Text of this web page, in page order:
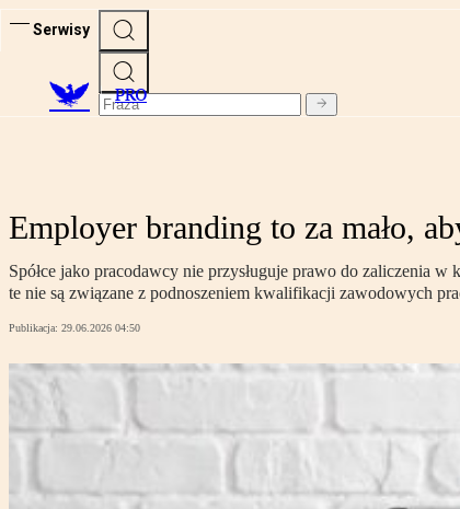
Serwisy
PRO
Employer branding to za mało,
Spółce jako pracodawcy nie przysługuje prawo do zaliczenia
te nie są związane z podnoszeniem kwalifikacji zawodowych
Publikacja: 29.06.2026 04:50